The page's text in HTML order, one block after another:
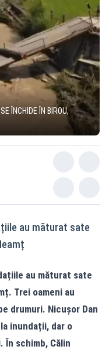
ÎNCHIDE ÎN BIROU,
au măturat sate
au măturat sate
Trei oameni au
drumuri. Nicușor Dan
inundații, dar o
În schimb, Călin